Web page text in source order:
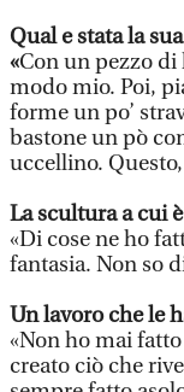
Qual e stata la
«Con un pezzo
modo mio. Poi,
forme un po’
bastone un pò
uccellino.
La scultura a cui
«Di cose ne ho
fantasia. Non so
Un lavoro che le
«Non ho mai
creato ciò che